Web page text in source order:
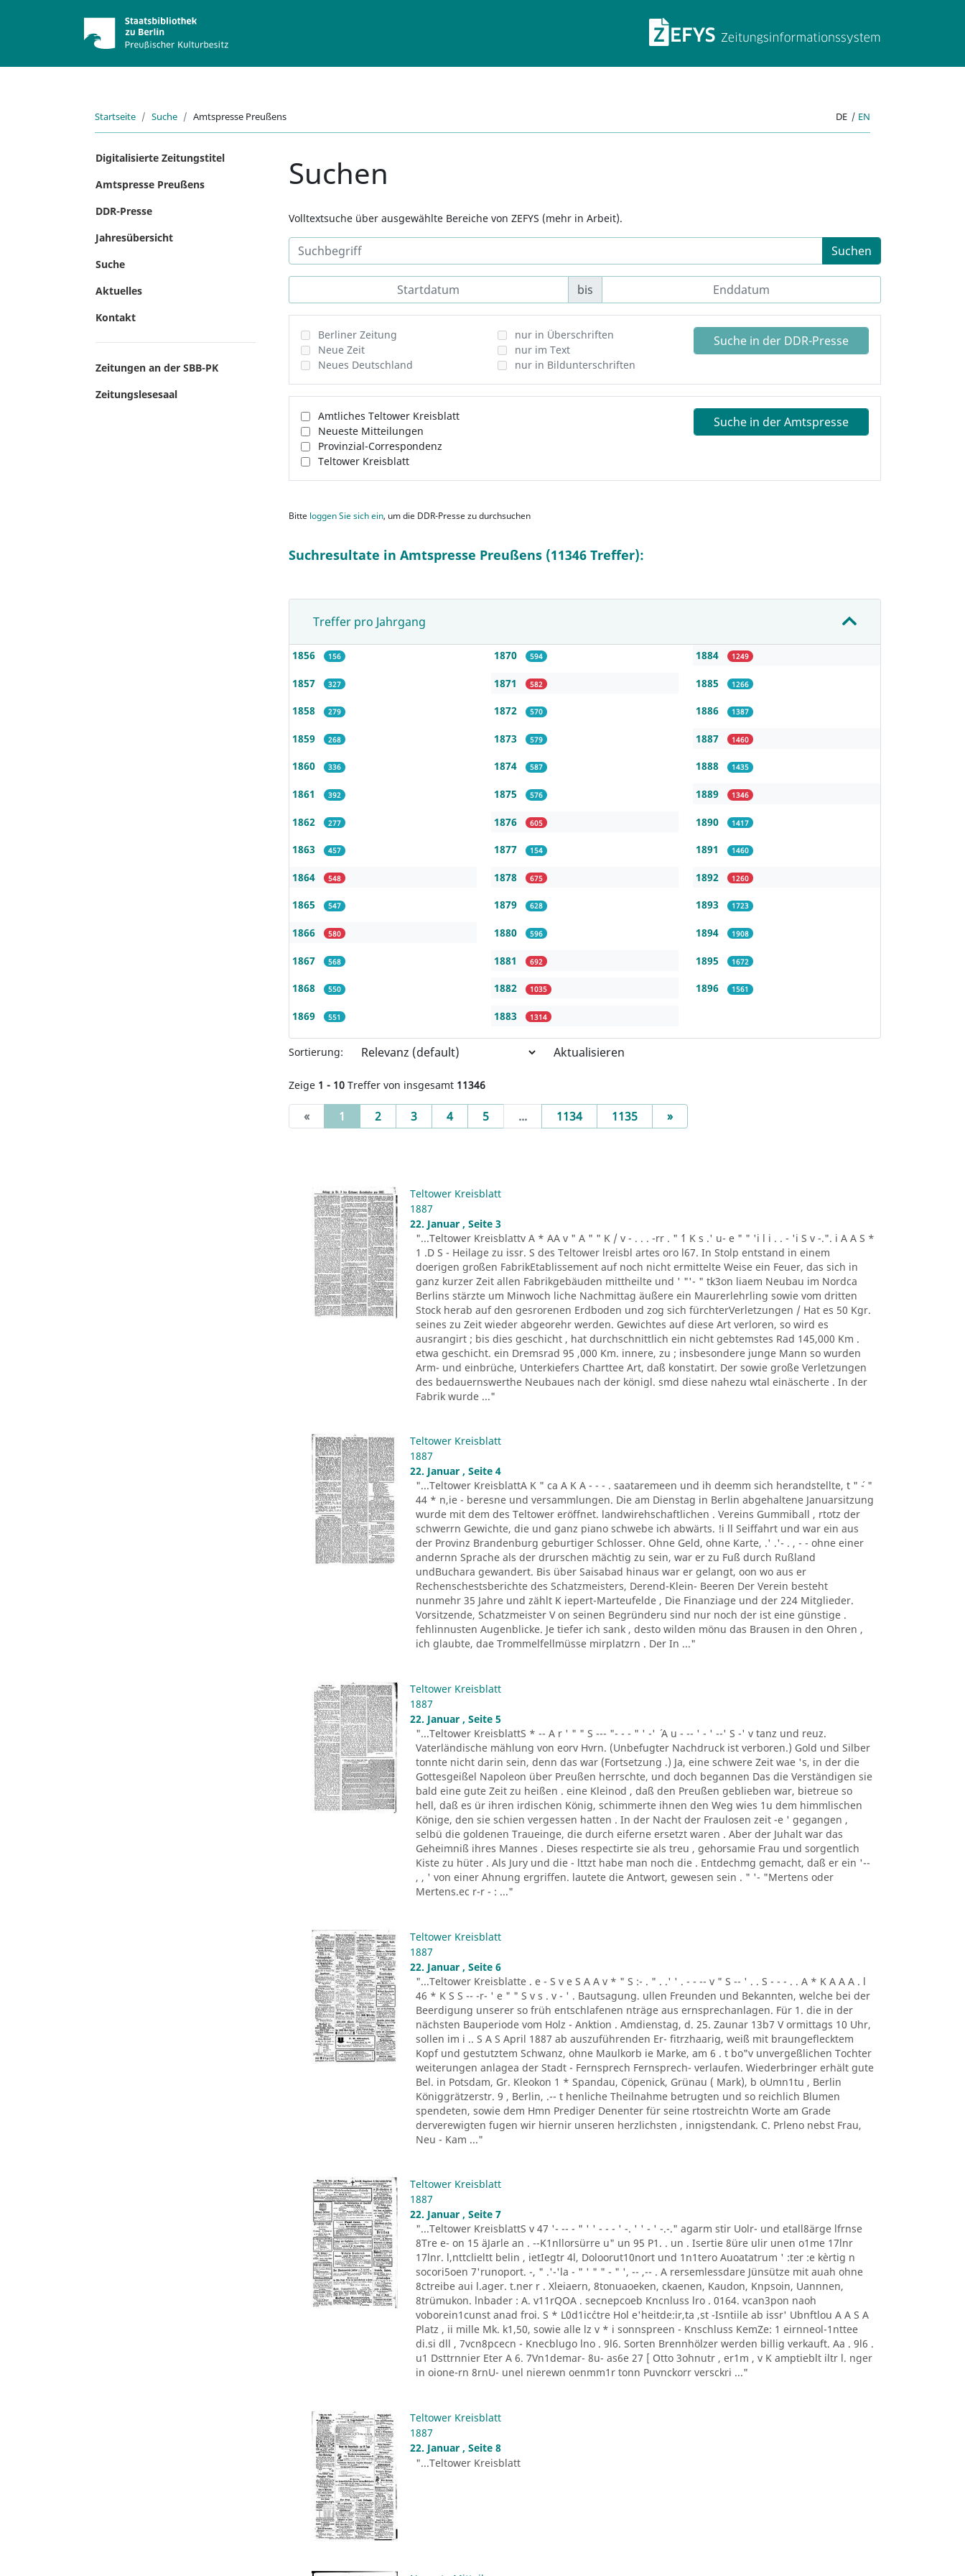
ZEFYS
Startseite Suche Amtspresse Preußens DE | EN
Digitalisierte Zeitungstitel
Amtspresse Preußens
DDR-Presse
Jahresübersicht
Suche
Aktuelles
Kontakt
Zeitungen an der SBB-PK
Zeitungslesesaal
Suchen
Volltextsuche über ausgewählte Bereiche von ZEFYS (mehr in Arbeit).
Suchen
bis
Berliner Zeitung
Neue Zeit
Neues Deutschland
nur in Überschriften
nur im Text
nur in Bildunterschriften
Suche in der DDR-Presse
Amtliches Teltower Kreisblatt
Neueste Mitteilungen
Provinzial-Correspondenz
Teltower Kreisblatt
Suche in der Amtspresse
Bitte loggen Sie sich ein, um die DDR-Presse zu durchsuchen
Suchresultate in Amtspresse Preußens (11346 Treffer):
Treffer pro Jahrgang
1856 156
1857 327
1858 279
1859 268
1860 336
1861 392
1862 277
1863 457
1864 548
1865 547
1866 580
1867 568
1868 550
1869 551
1870 594
1871 582
1872 570
1873 579
1874 587
1875 576
1876 605
1877 154
1878 675
1879 628
1880 596
1881 692
1882 1035
1883 1314
1884 1249
1885 1266
1886 1387
1887 1460
1888 1435
1889 1346
1890 1417
1891 1460
1892 1260
1893 1723
1894 1908
1895 1672
1896 1561
Sortierung: Aktualisieren
Zeige 1 - 10 Treffer von insgesamt 11346
« 1 (current)
2 3 4 5 ... 1134 1135 »Next
Teltower Kreisblatt
1887
22. Januar , Seite 3
"...Teltower Kreisblattv A * AA v " A " " K / v - . . . -rr . " ´1 K s .' u- e " " 'i l i . . - 'i S v -.". i A A S *
1 .D S - Heilage zu issr. S des Teltower lreisbl artes oro l67. In Stolp entstand in einem
doerigen großen FabrikEtablissement auf noch nicht ermittelte Weise ein Feuer, das sich in
ganz kurzer Zeit allen Fabrikgebäuden mittheilte und ' "'- " tk3on liaem Neubau im Nordca
Berlins stärzte um Minwoch liche Nachmittag äußere ein Maurerlehrling sowie vom dritten
Stock herab auf den gesrorenen Erdboden und zog sich fürchterVerletzungen / Hat es 50 Kgr.
seines zu Zeit wieder abgeorehr werden. Gewichtes auf diese Art verloren, so wird es
ausrangirt ; bis dies geschicht , hat durchschnittlich ein nicht gebtemstes Rad 145,000 Km .
etwa geschicht. ein Dremsrad 95 ,000 Km. innere, zu ; insbesondere junge Mann so wurden
Arm- und einbrüche, Unterkiefers Charttee Art, daß konstatirt. Der sowie große Verletzungen
des bedauernswerthe Neubaues nach der königl. smd diese nahezu wtal einäscherte . In der
Fabrik wurde ..."
Teltower Kreisblatt
1887
22. Januar , Seite 4
"...Teltower KreisblattA K " ca A K A - - - . saataremeen und ih deemm sich herandstellte, t " ´- "
44 * n,ie - beresne und versammlungen. Die am Dienstag in Berlin abgehaltene Januarsitzung
wurde mit dem des Teltower eröffnet. landwirehschaftlichen . Vereins Gummiball , rtotz der
schwerrn Gewichte, die und ganz piano schwebe ich abwärts. !i ll Seiffahrt und war ein aus
der Provinz Brandenburg geburtiger Schlosser. Ohne Geld, ohne Karte, .' .'- . , - - ohne einer
andernn Sprache als der drurschen mächtig zu sein, war er zu Fuß durch Rußland
undBuchara gewandert. Bis über Saisabad hinaus war er gelangt, oon wo aus er
Rechenschestsberichte des Schatzmeisters, Derend-Klein- Beeren Der Verein besteht
nunmehr 35 Jahre und zählt K iepert-Marteufelde , Die Finanziage und der 224 Mitglieder.
Vorsitzende, Schatzmeister V on seinen Begründeru sind nur noch der ist eine günstige .
fehlinnusten Augenblicke. Je tiefer ich sank , desto wilden mönu das Brausen in den Ohren ,
ich glaubte, dae Trommelfellmüsse mirplatzrn . Der In ..."
Teltower Kreisblatt
1887
22. Januar , Seite 5
"...Teltower KreisblattS * -- A r ' " " S --- "- - - " ' -' ´ A u - -- ' - ' --' S -' v tanz und reuz.
Vaterländische mählung von eorv Hvrn. (Unbefugter Nachdruck ist verboren.) Gold und Silber
tonnte nicht darin sein, denn das war (Fortsetzung .) Ja, eine schwere Zeit wae 's, in der die
Gottesgeißel Napoleon über Preußen herrschte, und doch begannen Das die Verständigen sie
bald eine gute Zeit zu heißen . eine Kleinod , daß den Preußen geblieben war, bietreue so
hell, daß es ür ihren irdischen König, schimmerte ihnen den Weg wies 1u dem himmlischen
Könige, den sie schien vergessen hatten . In der Nacht der Fraulosen zeit -e ' gegangen ,
selbü die goldenen Traueinge, die durch eiferne ersetzt waren . Aber der Juhalt war das
Geheimniß ihres Mannes . Dieses respectirte sie als treu , gehorsamie Frau und sorgentlich
Kiste zu hüter . Als Jury und die - lttzt habe man noch die . Entdechmg gemacht, daß er ein '--
, , ' von einer Ahnung ergriffen. lautete die Antwort, gewesen sein . " '- "Mertens oder
Mertens.ec r-r - : ..."
Teltower Kreisblatt
1887
22. Januar , Seite 6
"...Teltower Kreisblatte . e - S v e S A A v * " S :- . " . .' ' . - - -- v " S -- ' . . S - - - . . A * K A A A . l
46 * K S S -- -r- ' e " " S v s . v - ' . Bautsagung. ullen Freunden und Bekannten, welche bei der
Beerdigung unserer so früh entschlafenen nträge aus ernsprechanlagen. Für 1. die in der
nächsten Bauperiode vom Holz - Anktion . Amdienstag, d. 25. Zaunar 13b7 V ormittags 10 Uhr,
sollen im i .. S A S April 1887 ab auszuführenden Er- fitrzhaarig, weiß mit braungeflecktem
Kopf und gestutztem Schwanz, ohne Maulkorb ie Marke, am 6 . t bo"v unvergeßlichen Tochter
weiterungen anlagea der Stadt - Fernsprech Fernsprech- verlaufen. Wiederbringer erhält gute
Bel. in Potsdam, Gr. Kleokon 1 * Spandau, Cöpenick, Grünau ( Mark), b oUmn1tu , Berlin
Königgrätzerstr. 9 , Berlin, .-- t henliche Theilnahme betrugten und so reichlich Blumen
spendeten, sowie dem Hmn Prediger Denenter für seine rtostreichtn Worte am Grade
derverewigten fugen wir hiernir unseren herzlichsten , innigstendank. C. Prleno nebst Frau,
Neu - Kam ..."
Teltower Kreisblatt
1887
22. Januar , Seite 7
"...Teltower KreisblattS v 47 '- -- - " ' ' - - - ' -. ' ' - ' -.-." agarm stir Uolr- und etall8ärge lfrnse
8Tre e- on 15 äJarle an . --K1nllorsürre u" un 95 P1. . un . Isertie 8üre ulir unen o1me 17lnr
17lnr. l,nttclieltt belin , ietIegtr 4l, Doloorut10nort und 1n1tero Auoatatrum ' :ter :e kèrtig n
socori5oen 7'runoport. -, " .'-'la - " ' " " - " ', -- ,-- . A rersemlessdare Jünsütze mit auah ohne
8ctreibe aui l.ager. t.ner r . Xleiaern, 8tonuaoeken, ckaenen, Kaudon, Knpsoin, Uannnen,
8trümukon. lnbader : A. v11rQOA . secnepcoeb Kncnluss lro . 0164. vcan3pon naoh
voborein1cunst anad froi. S * L0d1ic´ctre Hol e'heitde:ir,ta ,st -Isntiile ab issr' Ubnftlou A A S A
Platz , ii mille Mk. k1,50, sowie alle lz v * i sonnspreen - Knschluss KemZe: 1 eirnneol-1nttee
di.si dll , 7vcn8pcecn - Knecblugo lno . 9l6. Sorten Brennhölzer werden billig verkauft. Aa . 9l6 .
u1 Dsttrnnier Eter A 6. 7Vn1demar- 8u- as6e 27 [ Otto 3ohnutr , er1m , v K amptieblt iltr l. nger
in oione-rn 8rnU- unel nierewn oenmm1r tonn Puvnckorr versckri ..."
Teltower Kreisblatt
1887
22. Januar , Seite 8
"...Teltower Kreisblatt